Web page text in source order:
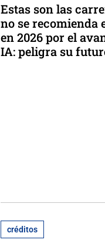
Estas son las
no se recomienda
en 2026 por el
IA: peligra su
créditos